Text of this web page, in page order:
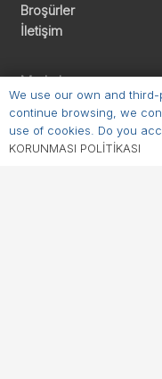
Broşürler
İletişim
Merhaba
E-Posta:
We use our own and
continue browsing, we
use of cookies. Do you
KORUNMASI POLİTİKASI